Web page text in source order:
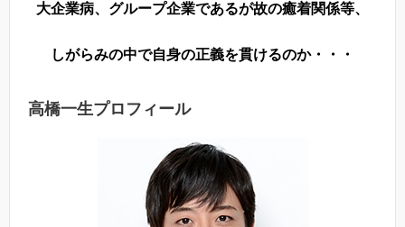
大企業病、グループ企業であるが故の癒着関係等、
しがらみの中で自身の正義を貫けるのか・・・
高橋一生プロフィール